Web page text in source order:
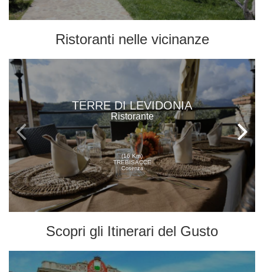
Ristoranti nelle vicinanze
TERRE DI LEVIDONIA
Ristorante
(16 Km)
TREBISACCE
Cosenza
Scopri gli Itinerari del Gusto